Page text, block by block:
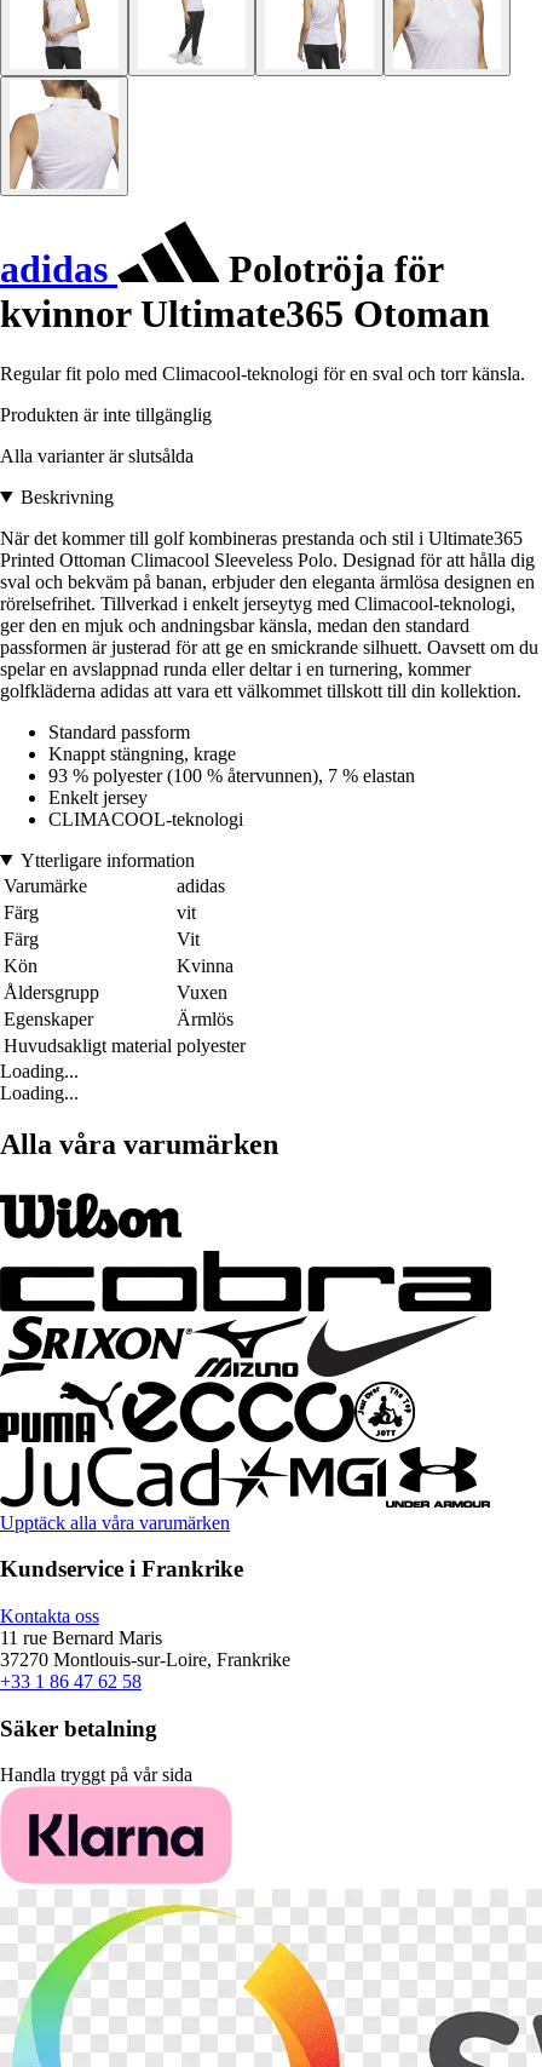
adidas
Polotröja för
kvinnor Ultimate365 Otoman
Regular fit polo med Climacool-teknologi för en sval och torr känsla.
Produkten är inte tillgänglig
Alla varianter är slutsålda
Beskrivning
När det kommer till golf kombineras prestanda och stil i Ultimate365
Printed Ottoman Climacool Sleeveless Polo. Designad för att hålla dig
sval och bekväm på banan, erbjuder den eleganta ärmlösa designen en
rörelsefrihet. Tillverkad i enkelt jerseytyg med Climacool-teknologi,
ger den en mjuk och andningsbar känsla, medan den standard
passformen är justerad för att ge en smickrande silhuett. Oavsett om du
spelar en avslappnad runda eller deltar i en turnering, kommer
golfkläderna adidas att vara ett välkommet tillskott till din kollektion.
Standard passform
Knappt stängning, krage
93 % polyester (100 % återvunnen), 7 % elastan
Enkelt jersey
CLIMACOOL-teknologi
Ytterligare information
Varumärke
adidas
Färg
vit
Färg
Vit
Kön
Kvinna
Åldersgrupp
Vuxen
Egenskaper
Ärmlös
Huvudsakligt material polyester
Loading...
Loading...
Alla våra varumärken
Upptäck alla våra varumärken
Kundservice i Frankrike
Kontakta oss
11 rue Bernard Maris
37270 Montlouis-sur-Loire, Frankrike
+33 1 86 47 62 58
Säker betalning
Handla tryggt på vår sida